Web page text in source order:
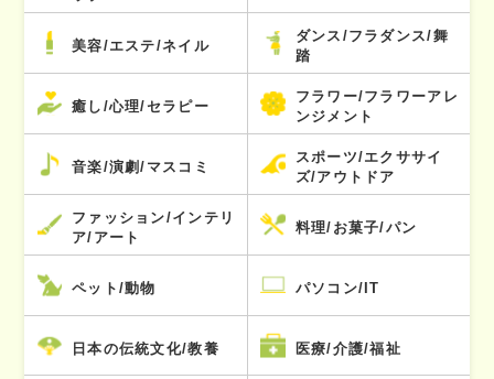
美容/エステ/ネイル
ダンス/フラダンス/舞
踏
癒し/心理/セラピー
フラワー/フラワーアレ
ンジメント
音楽/演劇/マスコミ
スポーツ/エクササイ
ズ/アウトドア
ファッション/インテリ
ア/アート
料理/お菓子/パン
ペット/動物 パソコン/IT
日本の伝統文化/教養 医療/介護/福祉